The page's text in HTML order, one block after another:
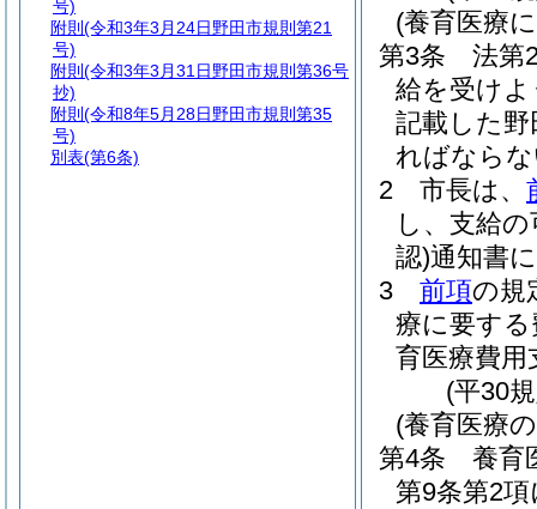
(養育医療
第3条
法第
給を受け
記載した
ればなら
2
市長は、
し、支給
認)通知書
3
前項の規
療に要す
育医療費
(平30
(養育医療
第4条
養育
第9条第2
号)
附則 (令和3年3月24日野田市規則第21
号)
附則 (令和3年3月31日野田市規則第36号
抄)
附則 (令和8年5月28日野田市規則第35
号)
別表(第6条)